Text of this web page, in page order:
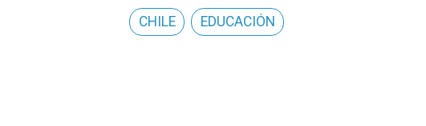
CHILE EDUCACIÓN